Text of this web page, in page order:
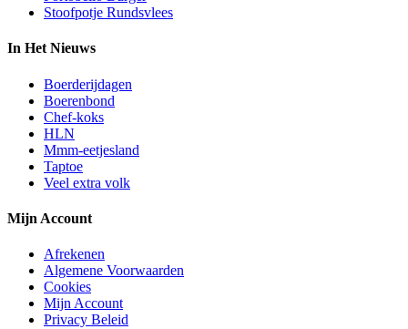
Stoofpotje Rundsvlees
In Het Nieuws
Boerderijdagen
Boerenbond
Chef-koks
HLN
Mmm-eetjesland
Taptoe
Veel extra volk
Mijn Account
Afrekenen
Algemene Voorwaarden
Cookies
Mijn Account
Privacy Beleid